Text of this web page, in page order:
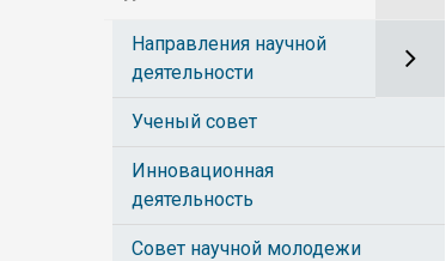
Направления научной
деятельности
Ученый совет
Инновационная
деятельность
Совет научной молодежи